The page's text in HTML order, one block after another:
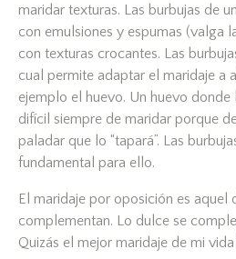
maridar texturas. Las burbujas de
con emulsiones y espumas (valga
con texturas crocantes. Las
cual permite adaptar el maridaje a
ejemplo el huevo. Un huevo donde
difícil siempre de maridar porque
paladar que lo “tapará”. Las
fundamental para ello.
El maridaje por oposición es aquel
complementan. Lo dulce se
Quizás el mejor maridaje de mi